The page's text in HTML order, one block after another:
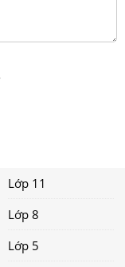
Lớp 11
Lớp 8
Lớp 5